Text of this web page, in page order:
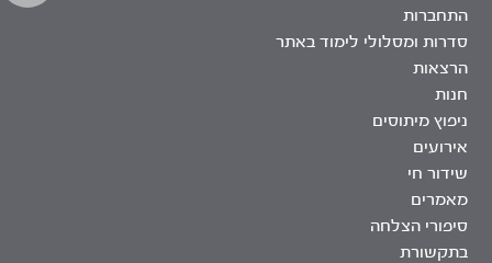
התחברות
סדרות ומסלולי לימוד באתר
הרצאות
חנות
ניפוץ מיתוסים
אירועים
שידור חי
מאמרים
סיפורי הצלחה
בתקשורת